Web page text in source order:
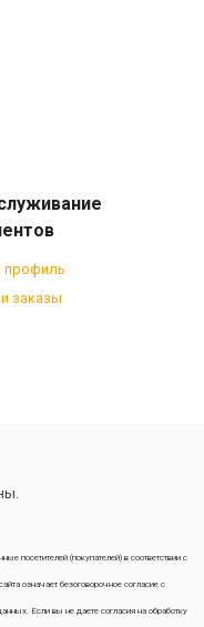
заказы
посетителей (покупателей) в соответствии с
означает безоговорочное согласие с
Если вы не даете согласия на обработку